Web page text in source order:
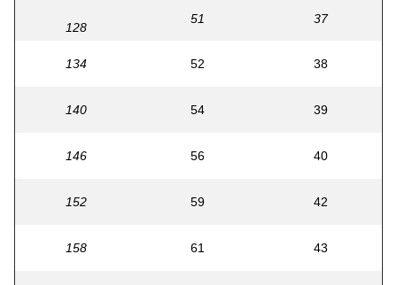
128
51 37
134 52 38
140 54 39
146 56 40
152 59 42
158 61 43